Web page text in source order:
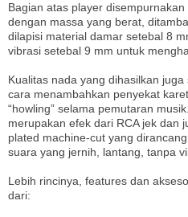
Bagian atas player
dengan massa yang berat,
dilapisi material damar setebal 8
vibrasi setebal 9 mm untuk
Kualitas nada yang dihasilkan
cara menambahkan penyekat
“howling” selama pemutaran
merupakan efek dari RCA jek dan
plated machine-cut yang
suara yang jernih, lantang, tanpa
Lebih rincinya, features dan
dari: